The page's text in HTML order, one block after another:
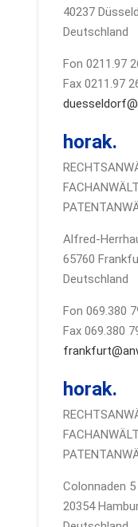
40237
Deutschland
Fon 0211.97
Fax 0211.97
horak.
Alfred-
65760
Deutschland
Fon 069.380
Fax 069.380
horak.
Colonnaden 5
20354